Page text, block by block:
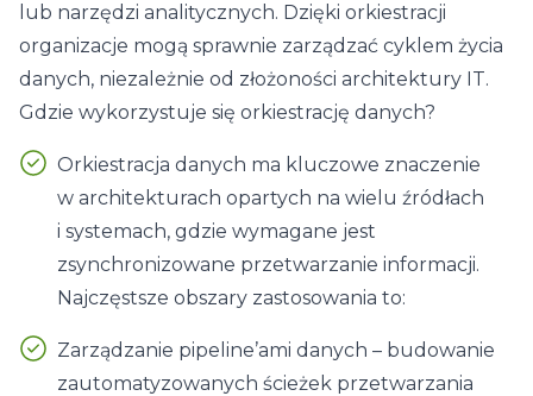
lub narzędzi analitycznych. Dzięki orkiestracji
organizacje mogą sprawnie zarządzać cyklem życia
danych, niezależnie od złożoności architektury IT.
Gdzie wykorzystuje się orkiestrację danych?
Orkiestracja danych ma kluczowe znaczenie
w architekturach opartych na wielu źródłach
i systemach, gdzie wymagane jest
zsynchronizowane przetwarzanie informacji.
Najczęstsze obszary zastosowania to:
Zarządzanie pipeline’ami danych – budowanie
zautomatyzowanych ścieżek przetwarzania